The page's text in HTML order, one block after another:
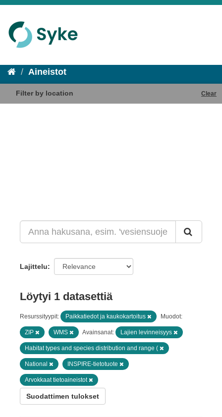
Aineistot
Filter by location Clear
Lajittelu
Löytyi 1 datasettiä
Resurssityypit: Paikkatiedot ja kaukokartoitus Muodot:
ZIP WMS Avainsanat: Lajien levinneisyys
Habitat types and species distribution and range (
National INSPIRE-tietotuote
Arvokkaat tietoaineistot
Suodattimen tulokset